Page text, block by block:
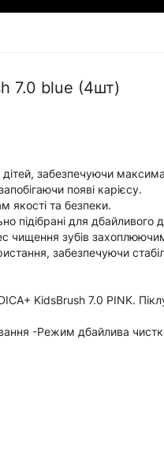
7.0 blue (4шт)
забезпечуючи
появі карієсу.
якості та безпеки.
для дбайливого
чищення зубів
забезпечуючи
KidsBrush 7.0 PINK.
-Режим дбайлива